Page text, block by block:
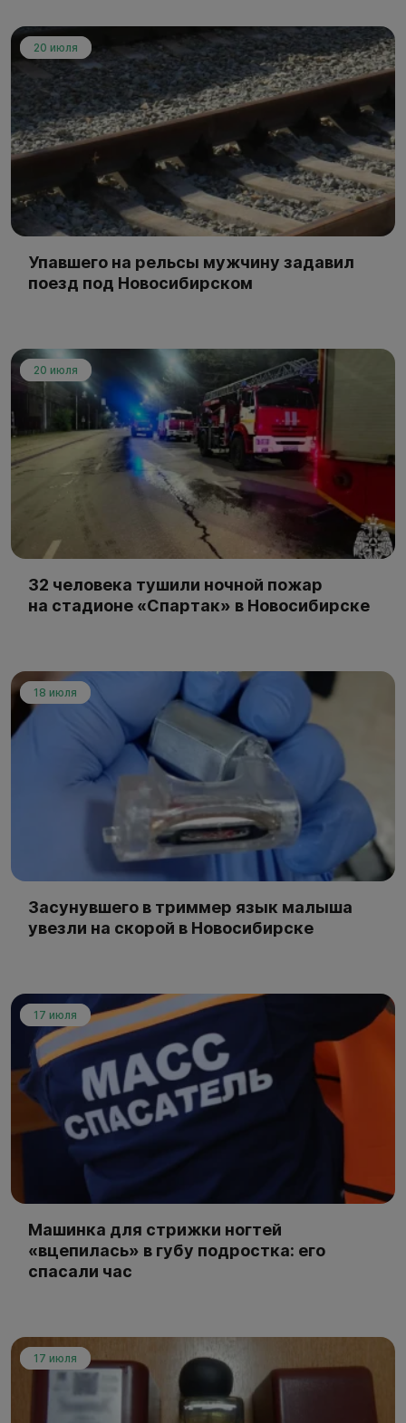
20 июля
Упавшего на рельсы мужчину задавил
поезд под Новосибирском
20 июля
32 человека тушили ночной пожар
на стадионе «Спартак» в Новосибирске
18 июля
Засунувшего в триммер язык малыша
увезли на скорой в Новосибирске
17 июля
Машинка для стрижки ногтей
«вцепилась» в губу подростка: его
спасали час
17 июля